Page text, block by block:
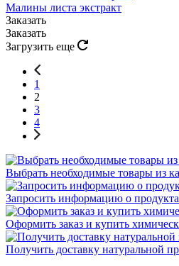
Малины листа экстракт
Заказать
Заказать
Загрузить еще
1
2
3
4
Выбрать необходимые товары из
Запросить информацию о
Оформить заказ и купить
Получить доставку натуральной